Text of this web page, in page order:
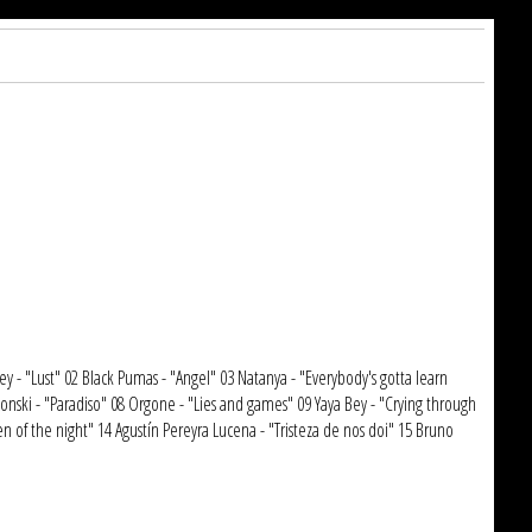
"Lust" 02 Black Pumas - "Angel" 03 Natanya - "Everybody's gotta learn
- "Paradiso" 08 Orgone - "Lies and games" 09 Yaya Bey - "Crying through
of the night" 14 Agustín Pereyra Lucena - "Tristeza de nos doi" 15 Bruno